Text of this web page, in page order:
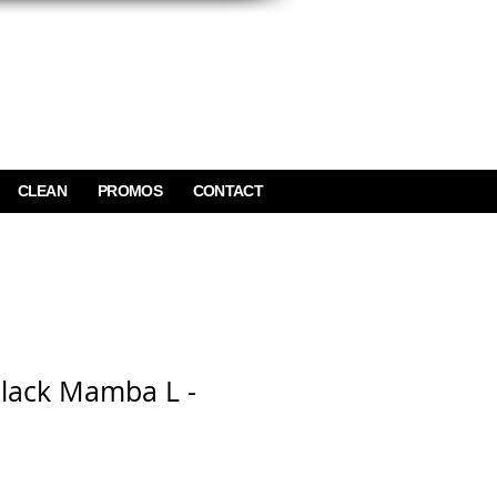
CLEAN PROMOS CONTACT
Mamba L -